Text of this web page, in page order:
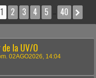
1 de 40
1 2 3 4 5 … 40
la UV/O
02AGO2026, 14:04